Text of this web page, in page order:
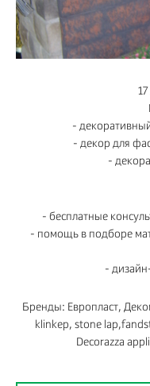
-
- декор для
-
- бесплатные
- помощь в подборе
-
Бренды: Европласт,
klinkep, stone
Decorazza